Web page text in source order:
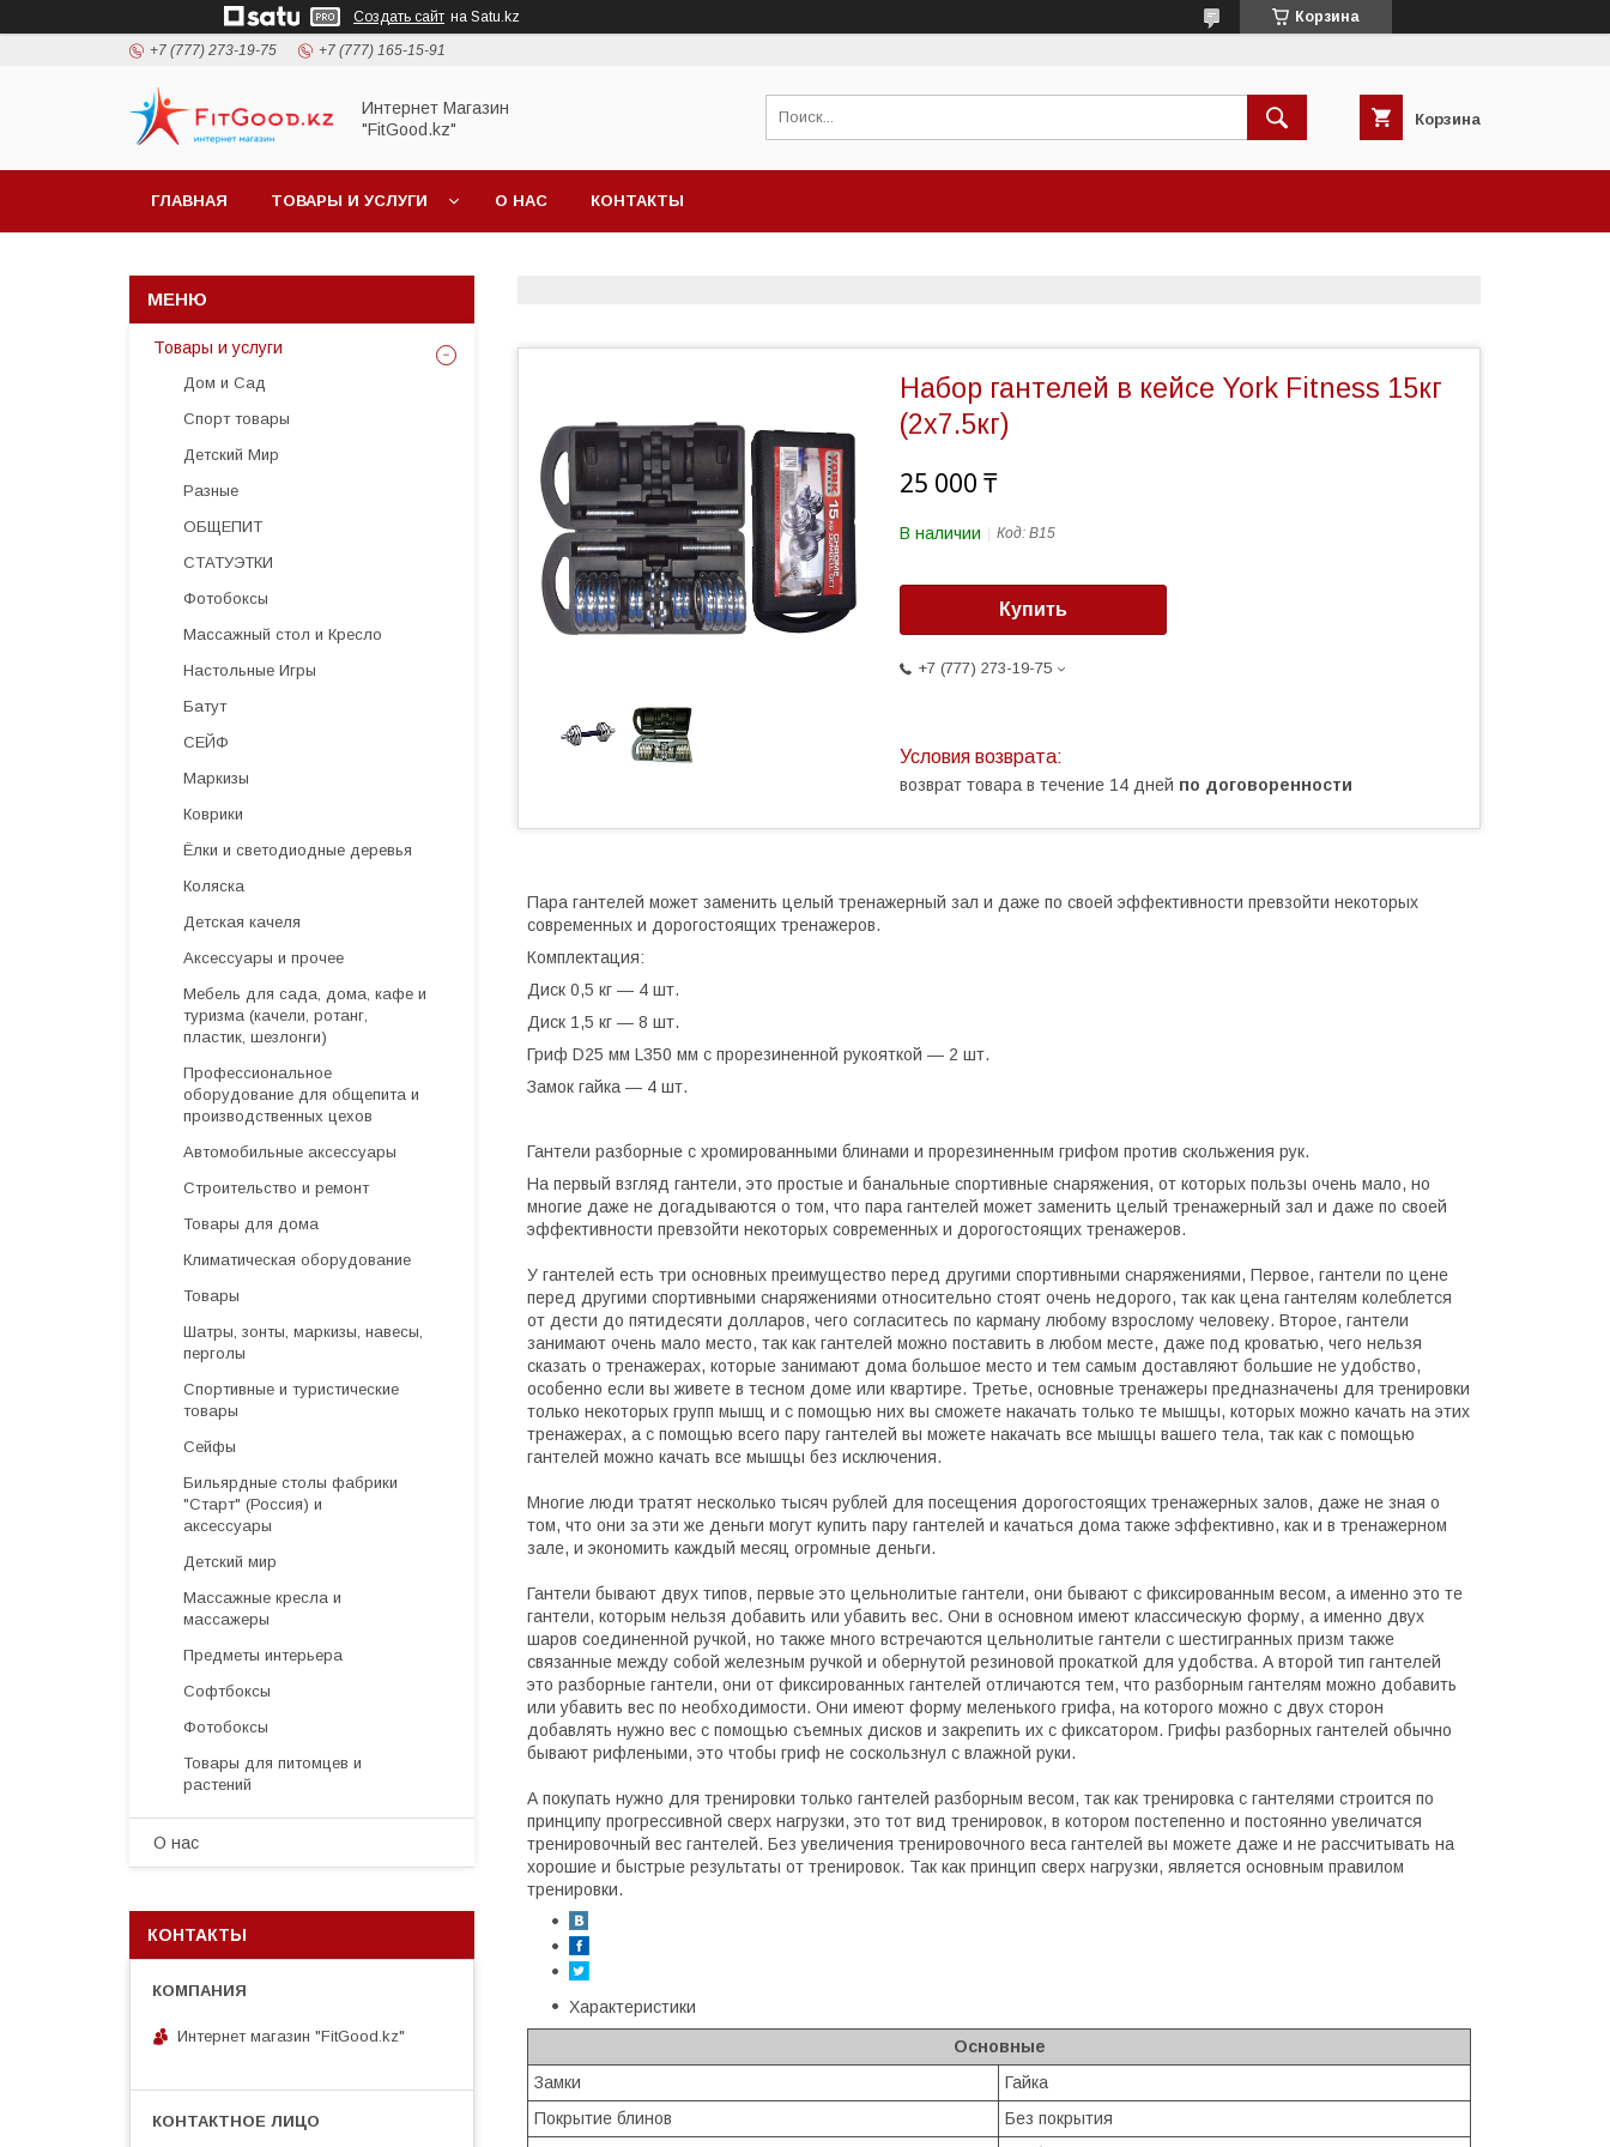
Создать сайт на Satu.kz Корзина
+7 (777) 273-19-75 +7 (777) 165-15-91
Интернет Магазин
"FitGood.kz"
Корзина
ГЛАВНАЯ ТОВАРЫ И УСЛУГИ О НАС КОНТАКТЫ
Набор гантелей в кейсе York Fitness 15кг
(2х7.5кг)
25 000 ₸
В наличии Код: B15
Купить
+7 (777) 273-19-75
возврат товара в течение 14 дней по договоренности
Пара гантелей может заменить целый тренажерный зал и даже по своей эффективности превзойти некоторых
современных и дорогостоящих тренажеров.
Комплектация:
Диск 0,5 кг ― 4 шт.
Диск 1,5 кг ― 8 шт.
Гриф D25 мм L350 мм с прорезиненной рукояткой ― 2 шт.
Замок гайка ― 4 шт.
Гантели разборные с хромированными блинами и прорезиненным грифом против скольжения рук.
На первый взгляд гантели, это простые и банальные спортивные снаряжения, от которых пользы очень мало, но
многие даже не догадываются о том, что пара гантелей может заменить целый тренажерный зал и даже по своей
эффективности превзойти некоторых современных и дорогостоящих тренажеров.
У гантелей есть три основных преимущество перед другими спортивными снаряжениями, Первое, гантели по цене
перед другими спортивными снаряжениями относительно стоят очень недорого, так как цена гантелям колеблется
от дести до пятидесяти долларов, чего согласитесь по карману любому взрослому человеку. Второе, гантели
занимают очень мало место, так как гантелей можно поставить в любом месте, даже под кроватью, чего нельзя
сказать о тренажерах, которые занимают дома большое место и тем самым доставляют большие не удобство,
особенно если вы живете в тесном доме или квартире. Третье, основные тренажеры предназначены для тренировки
только некоторых групп мышц и с помощью них вы сможете накачать только те мышцы, которых можно качать на этих
тренажерах, а с помощью всего пару гантелей вы можете накачать все мышцы вашего тела, так как с помощью
гантелей можно качать все мышцы без исключения.
Многие люди тратят несколько тысяч рублей для посещения дорогостоящих тренажерных залов, даже не зная о
том, что они за эти же деньги могут купить пару гантелей и качаться дома также эффективно, как и в тренажерном
зале, и экономить каждый месяц огромные деньги.
Гантели бывают двух типов, первые это цельнолитые гантели, они бывают с фиксированным весом, а именно это те
гантели, которым нельзя добавить или убавить вес. Они в основном имеют классическую форму, а именно двух
шаров соединенной ручкой, но также много встречаются цельнолитые гантели с шестигранных призм также
связанные между собой железным ручкой и обернутой резиновой прокаткой для удобства. А второй тип гантелей
это разборные гантели, они от фиксированных гантелей отличаются тем, что разборным гантелям можно добавить
или убавить вес по необходимости. Они имеют форму меленького грифа, на которого можно с двух сторон
добавлять нужно вес с помощью съемных дисков и закрепить их с фиксатором. Грифы разборных гантелей обычно
бывают рифлеными, это чтобы гриф не соскользнул с влажной руки.
А покупать нужно для тренировки только гантелей разборным весом, так как тренировка с гантелями строится по
принципу прогрессивной сверх нагрузки, это тот вид тренировок, в котором постепенно и постоянно увеличатся
тренировочный вес гантелей. Без увеличения тренировочного веса гантелей вы можете даже и не рассчитывать на
хорошие и быстрые результаты от тренировок. Так как принцип сверх нагрузки, является основным правилом
тренировки.
Характеристики
Основные
Замки
Гайка
Покрытие блинов
Без покрытия
Товары и услуги
Дом и Сад
Спорт товары
Детский Мир
Разные
ОБЩЕПИТ
СТАТУЭТКИ
Фотобоксы
Массажный стол и Кресло
Настольные Игры
Батут
СЕЙФ
Маркизы
Коврики
Ёлки и светодиодные деревья
Коляска
Детская качеля
Аксессуары и прочее
Мебель для сада, дома, кафе и
туризма (качели, ротанг,
пластик, шезлонги)
Профессиональное
оборудование для общепита и
производственных цехов
Автомобильные аксессуары
Строительство и ремонт
Товары для дома
Климатическая оборудование
Товары
Шатры, зонты, маркизы, навесы,
перголы
Спортивные и туристические
товары
Сейфы
Бильярдные столы фабрики
"Cтарт" (Россия) и
аксессуары
Детский мир
Массажные кресла и
массажеры
Предметы интерьера
Софтбоксы
Фотобоксы
Товары для питомцев и
растений
О нас
КОНТАКТЫ
Интернет магазин "FitGood.kz"